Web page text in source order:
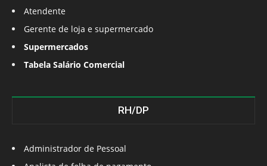
Atendente
Gerente de loja e supermercado
Supermercados
Tabela Salário Comercial
RH/DP
Administrador de Pessoal